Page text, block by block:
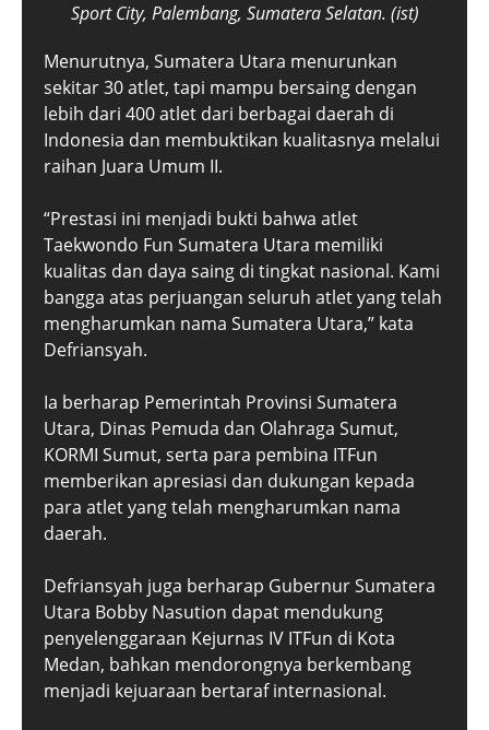
Sport City, Palembang, Sumatera Selatan. (ist)
Menurutnya, Sumatera Utara menurunkan
sekitar 30 atlet, tapi mampu bersaing dengan
lebih dari 400 atlet dari berbagai daerah di
Indonesia dan membuktikan kualitasnya melalui
raihan Juara Umum II.
“Prestasi ini menjadi bukti bahwa atlet
Taekwondo Fun Sumatera Utara memiliki
kualitas dan daya saing di tingkat nasional. Kami
bangga atas perjuangan seluruh atlet yang telah
mengharumkan nama Sumatera Utara,” kata
Defriansyah.
Ia berharap Pemerintah Provinsi Sumatera
Utara, Dinas Pemuda dan Olahraga Sumut,
KORMI Sumut, serta para pembina ITFun
memberikan apresiasi dan dukungan kepada
para atlet yang telah mengharumkan nama
daerah.
Defriansyah juga berharap Gubernur Sumatera
Utara Bobby Nasution dapat mendukung
penyelenggaraan Kejurnas IV ITFun di Kota
Medan, bahkan mendorongnya berkembang
menjadi kejuaraan bertaraf internasional.